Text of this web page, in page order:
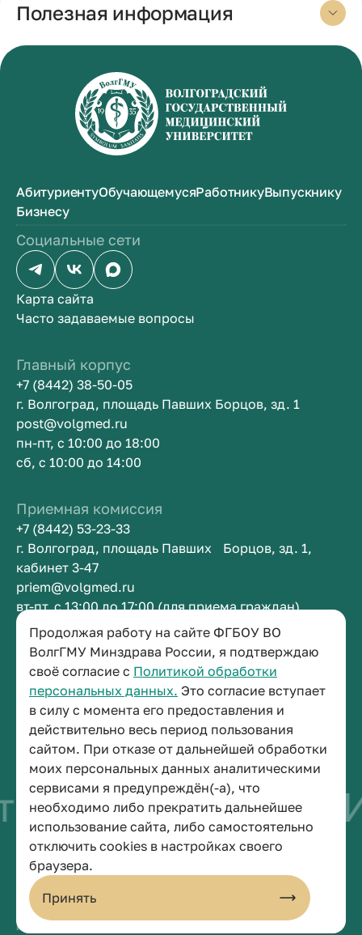
Продолжая работу на сайте ФГБОУ ВО
ВолгГМУ Минздрава России, я подтверждаю
своё согласие с Политикой обработки
персональных данных. Это согласие вступает
в силу с момента его предоставления и
действительно весь период пользования
сайтом. При отказе от дальнейшей обработки
моих персональных данных аналитическими
сервисами я предупреждён(-а), что
необходимо либо прекратить дальнейшее
использование сайта, либо самостоятельно
отключить cookies в настройках своего
браузера.
Принять
Полезная информация
АбитуриентуОбучающемусяРаботникуВыпускнику
Бизнесу
Социальные сети
Карта сайта
Часто задаваемые вопросы
Главный корпус
+7 (8442) 38-50-05
г. Волгоград, площадь Павших Борцов, зд. 1
post@volgmed.ru
пн-пт, с 10:00 до 18:00
сб, с 10:00 до 14:00
Приемная комиссия
+7 (8442) 53-23-33
г. Волгоград, площадь Павших Борцов, зд. 1,
кабинет 3-47
priem@volgmed.ru
вт-пт, с 13:00 до 17:00 (для приема граждан)
Приемная ректора
+7 (8442) 38-50-05
г. Волгоград, площадь Павших Борцов, зд. 1,
кабинет 3-11
post@volgmed.ru
пн-пт, с 08.30 до 17.00 (перерыв с 12.30 до 13.00)
быть врачом
© 2026 Волгоградский государственный медицинский университет
Политика конфиденциальности
Политика по обработке персональных данных
Пользовательское соглашение